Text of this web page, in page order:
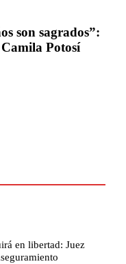
son sagrados”:
Potosí
en libertad: Juez